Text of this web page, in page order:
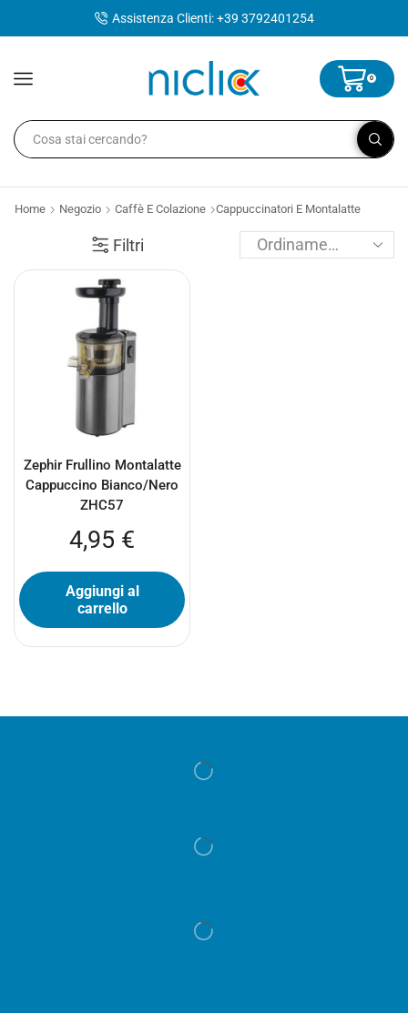
Assistenza Clienti: +39 3792401254
0
Home Negozio Caffè E Colazione Cappuccinatori E Montalatte
Filtri
Zephir Frullino Montalatte
Cappuccino Bianco/Nero
ZHC57
4,95 €
Aggiungi al
carrello